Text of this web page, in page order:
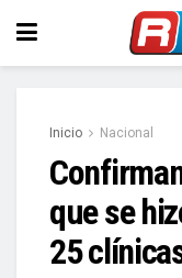
Inicio Nacional
que se
25